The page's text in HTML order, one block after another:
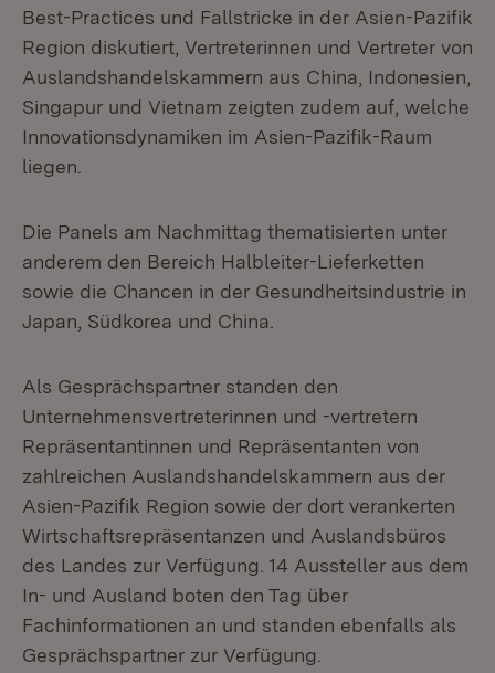
Best-Practices und Fallstricke in der Asien-Pazifik
Region diskutiert, Vertreterinnen und Vertreter von
Auslandshandelskammern aus China, Indonesien,
Singapur und Vietnam zeigten zudem auf, welche
Innovationsdynamiken im Asien-Pazifik-Raum
liegen.
Die Panels am Nachmittag thematisierten unter
anderem den Bereich Halbleiter-Lieferketten
sowie die Chancen in der Gesundheitsindustrie in
Japan, Südkorea und China.
Als Gesprächspartner standen den
Unternehmensvertreterinnen und -vertretern
Repräsentantinnen und Repräsentanten von
zahlreichen Auslandshandelskammern aus der
Asien-Pazifik Region sowie der dort verankerten
Wirtschaftsrepräsentanzen und Auslandsbüros
des Landes zur Verfügung. 14 Aussteller aus dem
In- und Ausland boten den Tag über
Fachinformationen an und standen ebenfalls als
Gesprächspartner zur Verfügung.